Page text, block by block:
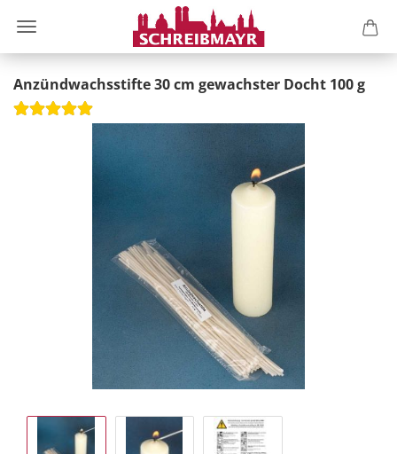
Anzündwachsstifte 30 cm gewachster Docht 100 g